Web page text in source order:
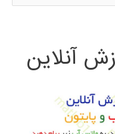
آنلاین